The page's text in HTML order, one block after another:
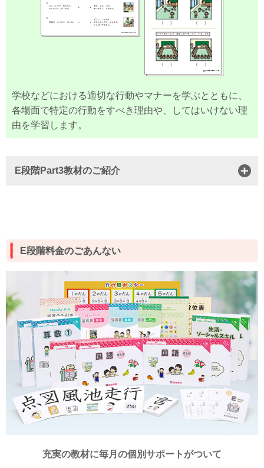
学校などにおける適切な行動やマナーを学ぶとともに、
各場面で特定の行動をすべき理由や、してはいけない理
由を学習します。
E段階Part3教材のご紹介
E段階料金のごあんない
充実の教材に毎月の個別サポートがついて